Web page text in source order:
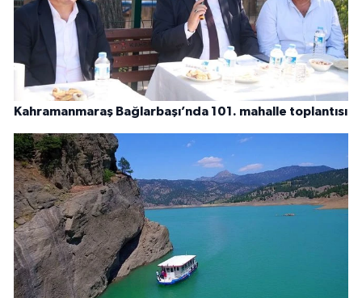
Kahramanmaraş Bağlarbaşı’nda 101. mahalle toplantısı